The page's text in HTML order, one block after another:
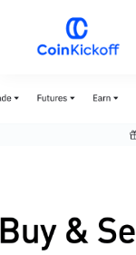
content
D'ENVOI